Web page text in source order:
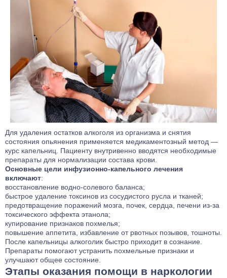
Для удаления остатков алкоголя из организма и снятия
состояния опьянения применяется медикаментозный метод —
курс капельниц. Пациенту внутривенно вводятся необходимые
препараты для нормализации состава крови.
Основные цели инфузионно-капельного лечения
включают:
восстановление водно-солевого баланса;
быстрое удаление токсинов из сосудистого русла и тканей;
предотвращение поражений мозга, почек, сердца, печени из-за
токсического эффекта этанола;
купирование признаков похмелья;
повышение аппетита, избавление от рвотных позывов, тошноты.
После капельницы алкоголик быстро приходит в сознание.
Препараты помогают устранить похмельные признаки и
улучшают общее состояние.
Этапы оказания помощи в наркологии